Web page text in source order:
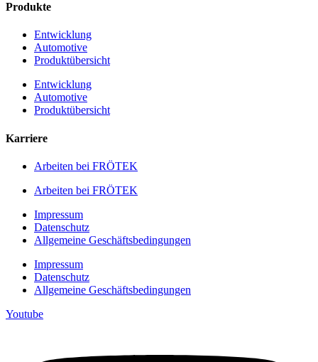
Produkte
Entwicklung
Automotive
Produktübersicht
Entwicklung
Automotive
Produktübersicht
Karriere
Arbeiten bei FRÖTEK
Arbeiten bei FRÖTEK
Impressum
Datenschutz
Allgemeine Geschäftsbedingungen
Impressum
Datenschutz
Allgemeine Geschäftsbedingungen
Youtube